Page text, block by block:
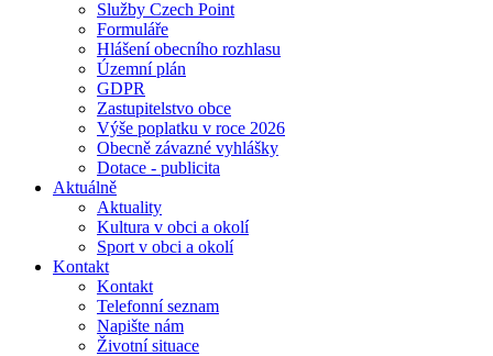
Služby Czech Point
Formuláře
Hlášení obecního rozhlasu
Územní plán
GDPR
Zastupitelstvo obce
Výše poplatku v roce 2026
Obecně závazné vyhlášky
Dotace - publicita
Aktuálně
Aktuality
Kultura v obci a okolí
Sport v obci a okolí
Kontakt
Kontakt
Telefonní seznam
Napište nám
Životní situace